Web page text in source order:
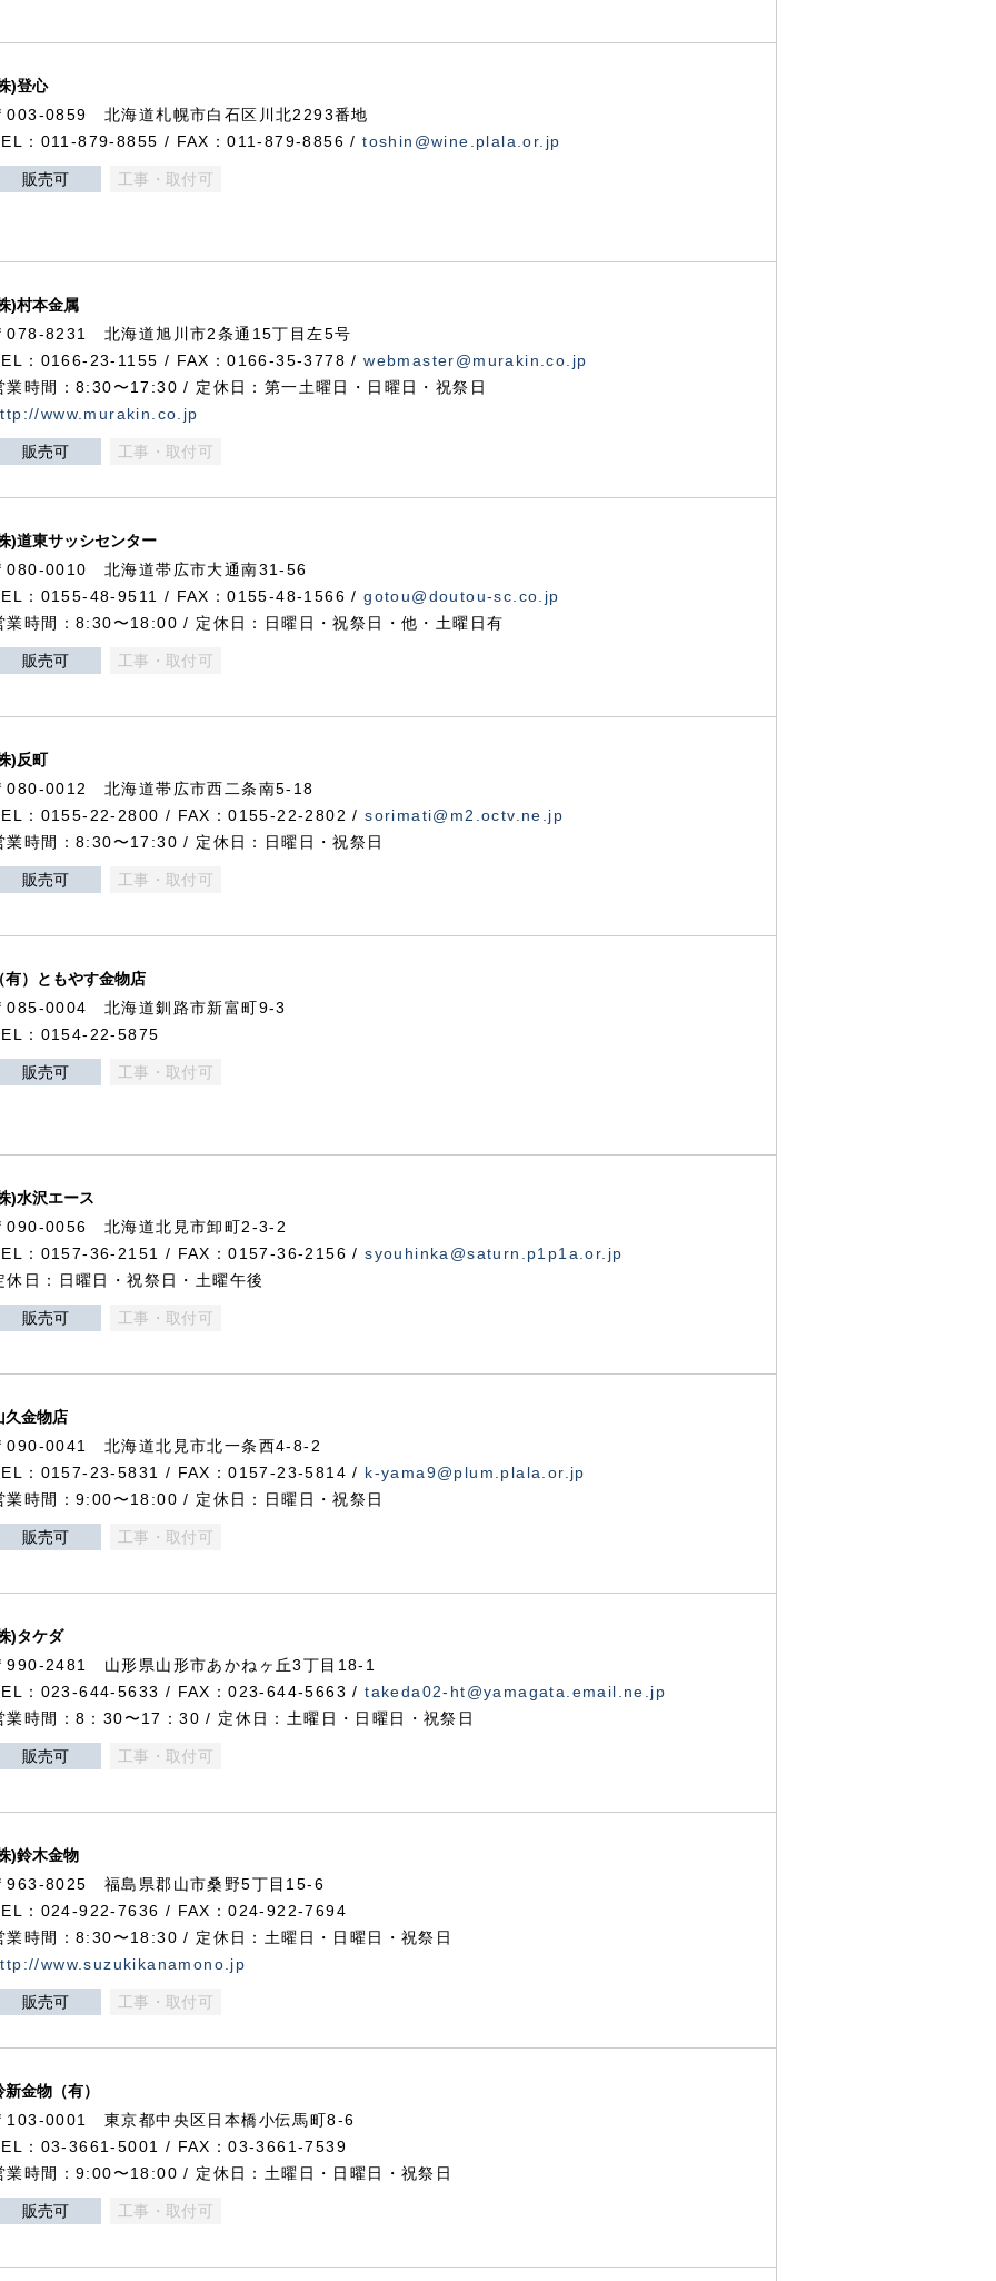
)登心
003-0859 北海道札幌市白石区川北2293番地
：011-879-8855 / FAX：011-879-8856 /toshin@wine.plala.or.jp
販売可 工事・取付可
)村本金属
078-8231 北海道旭川市2条通15丁目左5号
：0166-23-1155 / FAX：0166-35-3778 /webmaster@murakin.co.jp
業時間：8:30〜17:30 / 定休日：第一土曜日・日曜日・祝祭日
www.murakin.co.jp
販売可 工事・取付可
)道東サッシセンター
080-0010 北海道帯広市大通南31-56
：0155-48-9511 / FAX：0155-48-1566 /gotou@doutou-sc.co.jp
業時間：8:30〜18:00 / 定休日：日曜日・祝祭日・他・土曜日有
販売可 工事・取付可
)反町
080-0012 北海道帯広市西二条南5-18
：0155-22-2800 / FAX：0155-22-2802 /sorimati@m2.octv.ne.jp
業時間：8:30〜17:30 / 定休日：日曜日・祝祭日
販売可 工事・取付可
有）ともやす金物店
085-0004 北海道釧路市新富町9-3
：0154-22-5875
販売可 工事・取付可
)水沢エース
090-0056 北海道北見市卸町2-3-2
：0157-36-2151 / FAX：0157-36-2156 /syouhinka@saturn.p1p1a.or.jp
休日：日曜日・祝祭日・土曜午後
販売可 工事・取付可
久金物店
090-0041 北海道北見市北一条西4-8-2
：0157-23-5831 / FAX：0157-23-5814 / k-yama9@plum.plala.or.jp
業時間：9:00〜18:00 / 定休日：日曜日・祝祭日
販売可 工事・取付可
)タケダ
990-2481 山形県山形市あかねヶ丘3丁目18-1
：023-644-5633 / FAX：023-644-5663 /takeda02-ht@yamagata.email.ne.jp
業時間：8：30〜17：30 / 定休日：土曜日・日曜日・祝祭日
販売可 工事・取付可
)鈴木金物
963-8025 福島県郡山市桑野5丁目15-6
：024-922-7636 / FAX：024-922-7694
業時間：8:30〜18:30 / 定休日：土曜日・日曜日・祝祭日
www.suzukikanamono.jp
販売可 工事・取付可
新金物（有）
103-0001 東京都中央区日本橋小伝馬町8-6
：03-3661-5001 / FAX：03-3661-7539
業時間：9:00〜18:00 / 定休日：土曜日・日曜日・祝祭日
販売可 工事・取付可